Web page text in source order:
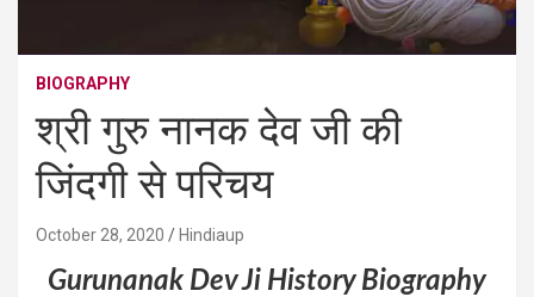
BIOGRAPHY
श्री गुरु नानक देव जी की
जिंदगी से परिचय
October 28, 2020 Hindiaup
Gurunanak Dev Ji History Biography